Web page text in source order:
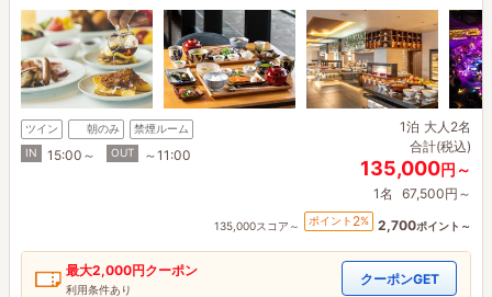
ツイン 朝のみ
禁煙ルーム
IN
15:00～ OUT ～11:00
1泊 大人2名
合計(税込)
135,000円～
1名 67,500円～
135,000スコア～ ポイント 2% 2,700ポイント～
最大2,000円クーポン
利用条件あり
クーポンGET